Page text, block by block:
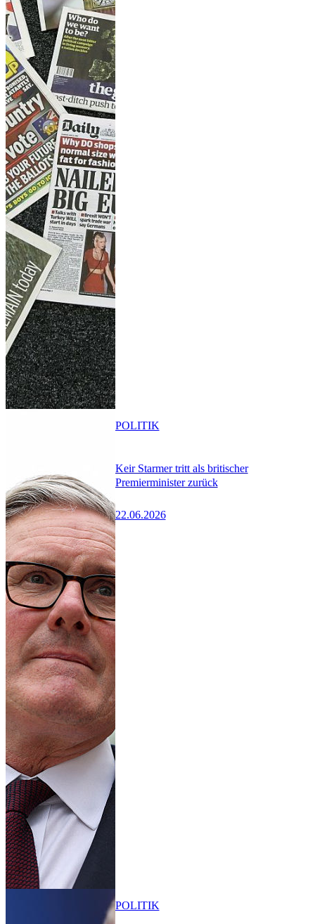
Keir Starmer tritt als britischer
Premierminister zurück
22.06.2026
POLITIK
POLITIK